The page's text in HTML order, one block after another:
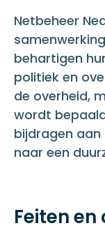
Netbeheer
behartigen
politiek en
de overheid,
wordt
bijdragen
naar een
Feiten en